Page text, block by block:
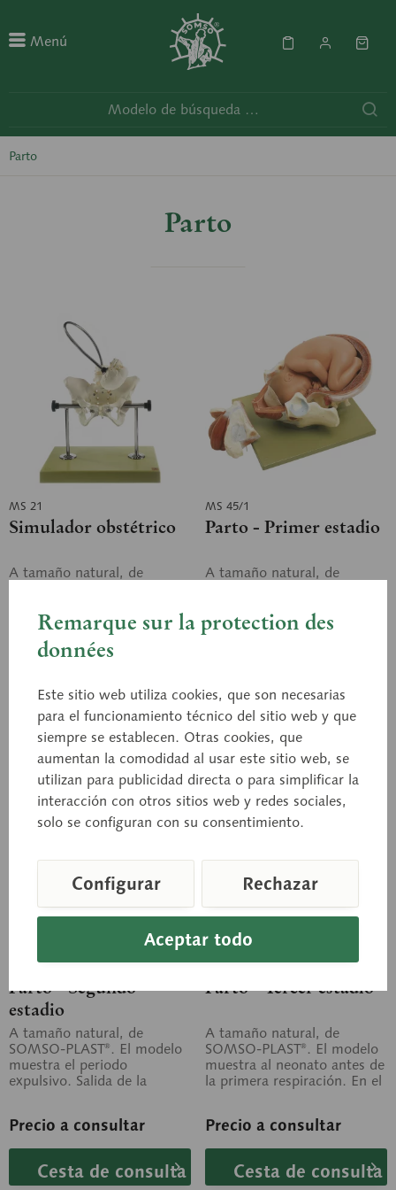
Menú
Parto
Parto
MS 21
Simulador obstétrico
A tamaño natural, de
femenina (montados de
forma móvil) y de un cráneo
de feto (perímetro...
Cesta de consulta
Recordar
MS 45/1
Parto - Primer estadio
A tamaño natural, de
periodo expulsivo.
Representación del saco
Cesta de consulta
Recordar
MS 45/2
Parto - Segundo
estadio
A tamaño natural, de
SOMSO-PLAST®. El modelo
muestra el periodo
expulsivo. Salida de la
Precio a consultar
Cesta de consulta
MS 45/3
Parto - Tercer estadio
A tamaño natural, de
SOMSO-PLAST®. El modelo
muestra al neonato antes de
la primera respiración. En el
Precio a consultar
Cesta de consulta
Remarque sur la protection des
données
Este sitio web utiliza cookies, que son necesarias
para el funcionamiento técnico del sitio web y que
siempre se establecen. Otras cookies, que
aumentan la comodidad al usar este sitio web, se
utilizan para publicidad directa o para simplificar la
interacción con otros sitios web y redes sociales,
solo se configuran con su consentimiento.
Aceptar todo
Configurar Rechazar